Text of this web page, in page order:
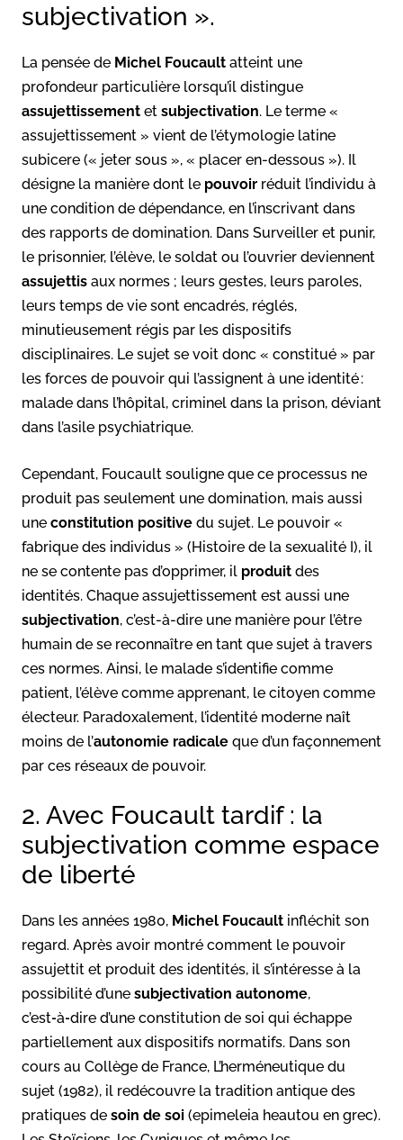
subjectivation ».
La pensée de Michel Foucault atteint une
profondeur particulière lorsqu’il distingue
assujettissement et subjectivation. Le terme «
assujettissement » vient de l’étymologie latine
subicere (« jeter sous », « placer en-dessous »). Il
désigne la manière dont le pouvoir réduit l’individu à
une condition de dépendance, en l’inscrivant dans
des rapports de domination. Dans Surveiller et punir,
le prisonnier, l’élève, le soldat ou l’ouvrier deviennent
assujettis aux normes ; leurs gestes, leurs paroles,
leurs temps de vie sont encadrés, réglés,
minutieusement régis par les dispositifs
disciplinaires. Le sujet se voit donc « constitué » par
les forces de pouvoir qui l’assignent à une identité :
malade dans l’hôpital, criminel dans la prison, déviant
dans l’asile psychiatrique.
Cependant, Foucault souligne que ce processus ne
produit pas seulement une domination, mais aussi
une constitution positive du sujet. Le pouvoir «
fabrique des individus » (Histoire de la sexualité I), il
ne se contente pas d’opprimer, il produit des
identités. Chaque assujettissement est aussi une
subjectivation, c’est-à-dire une manière pour l’être
humain de se reconnaître en tant que sujet à travers
ces normes. Ainsi, le malade s’identifie comme
patient, l’élève comme apprenant, le citoyen comme
électeur. Paradoxalement, l’identité moderne naît
moins de l’autonomie radicale que d’un façonnement
par ces réseaux de pouvoir.
2. Avec Foucault tardif : la
subjectivation comme espace
de liberté
Dans les années 1980, Michel Foucault infléchit son
regard. Après avoir montré comment le pouvoir
assujettit et produit des identités, il s’intéresse à la
possibilité d’une subjectivation autonome,
c’est‑à‑dire d’une constitution de soi qui échappe
partiellement aux dispositifs normatifs. Dans son
cours au Collège de France, L’herméneutique du
sujet (1982), il redécouvre la tradition antique des
pratiques de soin de soi (epimeleia heautou en grec).